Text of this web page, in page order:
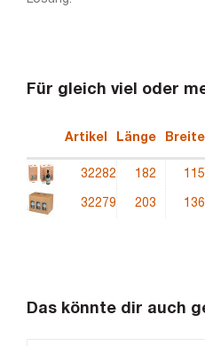
Für gleich viel oder
Artikel Länge Breite
32282 182 115
32279 203 136
Das könnte dir auch